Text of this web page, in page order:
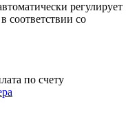
регулирует
соответствии со
по счету